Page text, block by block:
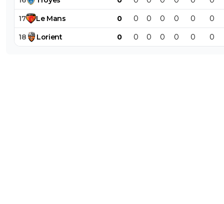
17 Le Mans 0 0 0 0 0 0 0
18 Lorient 0 0 0 0 0 0 0